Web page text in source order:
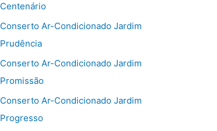
Centenário
Conserto Ar-Condicionado Jardim
Prudência
Conserto Ar-Condicionado Jardim
Promissão
Conserto Ar-Condicionado Jardim
Progresso